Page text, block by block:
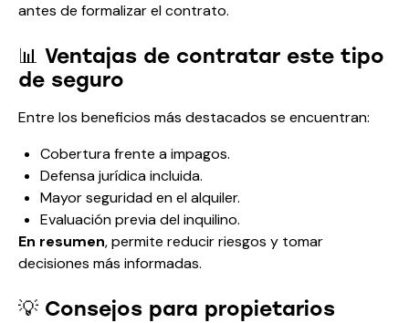
antes de formalizar el contrato.
📊 Ventajas de contratar este tipo
de seguro
Entre los beneficios más destacados se encuentran:
Cobertura frente a impagos.
Defensa jurídica incluida.
Mayor seguridad en el alquiler.
Evaluación previa del inquilino.
En resumen, permite reducir riesgos y tomar
decisiones más informadas.
💡 Consejos para propietarios